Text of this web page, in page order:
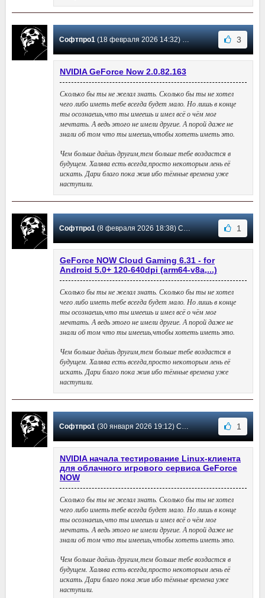
Софтпро1(18 февраля 2026 14:32) Сообщение #40 3
NVIDIA GeForce Now 2.0.82.163
Сколько бы ты не желал знать. Сколько бы ты не хотел
чего либо иметь тебе всегда будет мало. Но лишь в конце
ты осознаешь,что ты имеешь и имел всё о чём мог
мечтать. А ведь этого не имели другие. А порой даже не
знали об том что ты имеешь,чтобы хотеть иметь это.
Чем больше даёшь другим,тем больше тебе воздастся в
будущем. Халява есть всегда,просто некоторым лень её
искать. Дари благо пока жив ибо тёмные времена уже
наступили.
Софтпро1(8 февраля 2026 18:38) Сообщение #39 1
GeForce NOW Cloud Gaming 6.31 - for
Android 5.0+ 120-640dpi (arm64-v8a,...)
Сколько бы ты не желал знать. Сколько бы ты не хотел
чего либо иметь тебе всегда будет мало. Но лишь в конце
ты осознаешь,что ты имеешь и имел всё о чём мог
мечтать. А ведь этого не имели другие. А порой даже не
знали об том что ты имеешь,чтобы хотеть иметь это.
Чем больше даёшь другим,тем больше тебе воздастся в
будущем. Халява есть всегда,просто некоторым лень её
искать. Дари благо пока жив ибо тёмные времена уже
наступили.
Софтпро1(30 января 2026 19:12) Сообщение #38 1
NVIDIA начала тестирование Linux-клиента
для облачного игрового сервиса GeForce
NOW
Сколько бы ты не желал знать. Сколько бы ты не хотел
чего либо иметь тебе всегда будет мало. Но лишь в конце
ты осознаешь,что ты имеешь и имел всё о чём мог
мечтать. А ведь этого не имели другие. А порой даже не
знали об том что ты имеешь,чтобы хотеть иметь это.
Чем больше даёшь другим,тем больше тебе воздастся в
будущем. Халява есть всегда,просто некоторым лень её
искать. Дари благо пока жив ибо тёмные времена уже
наступили.